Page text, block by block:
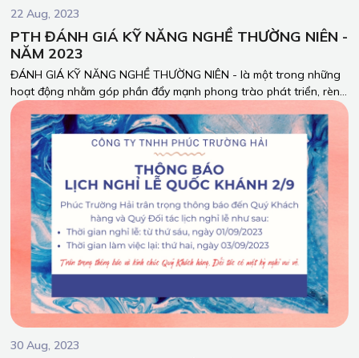
22 Aug, 2023
PTH ĐÁNH GIÁ KỸ NĂNG NGHỀ THƯỜNG NIÊN -
NĂM 2023
ĐÁNH GIÁ KỸ NĂNG NGHỀ THƯỜNG NIÊN - là một trong những
hoạt động nhằm góp phần đẩy mạnh phong trào phát triển, rèn
luyện kỹ năng nghề nghiệp, nhằm nâng cao chất lượng sản
phẩm, dịch vụ của Công ty TNHH Phúc Trường Hải.
30 Aug, 2023